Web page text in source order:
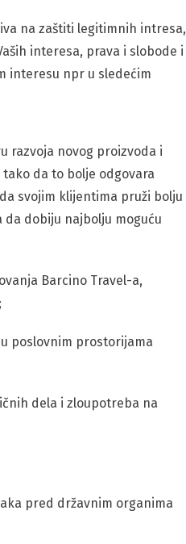
na zaštiti legitimnih intresa,
interesa, prava i slobode i
interesu npr u sledećim
razvoja novog proizvoda i
da to bolje odgovara
svojim klijentima pruži bolju
dobiju najbolju moguću
Barcino Travel-a,
poslovnim prostorijama
dela i zloupotreba na
pred državnim organima